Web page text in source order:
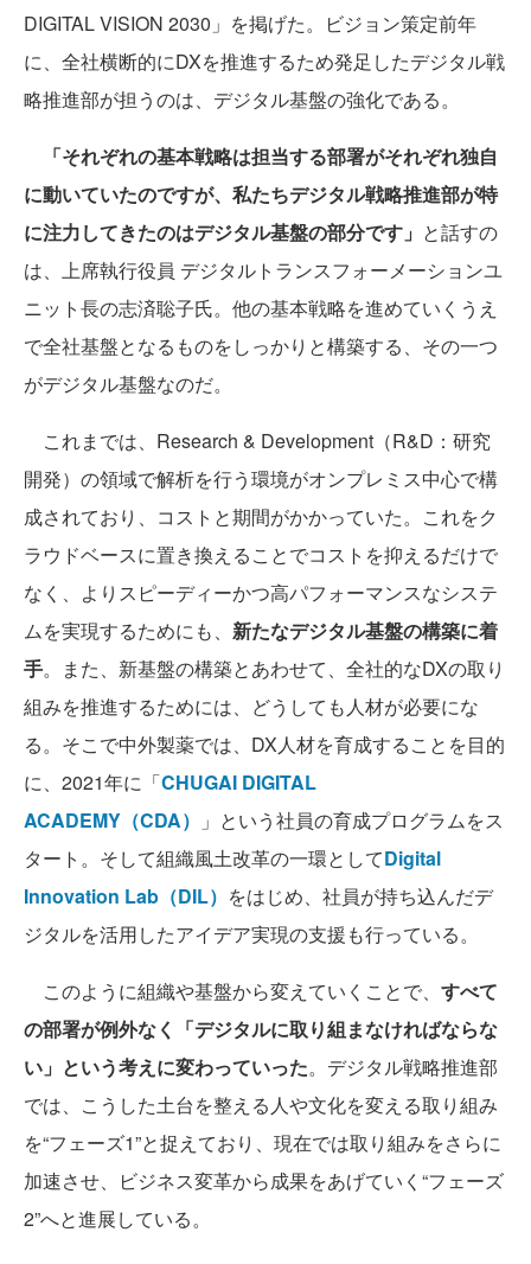
DIGITAL VISION 2030」を掲げた。ビジョン策定前年
に、全社横断的にDXを推進するため発足したデジタル戦
略推進部が担うのは、デジタル基盤の強化である。
「それぞれの基本戦略は担当する部署がそれぞれ独自
に動いていたのですが、私たちデジタル戦略推進部が特
に注力してきたのはデジタル基盤の部分です」 と話すの
は、上席執行役員 デジタルトランスフォーメーションユ
ニット長の志済聡子氏。他の基本戦略を進めていくうえ
で全社基盤となるものをしっかりと構築する、その一つ
がデジタル基盤なのだ。
これまでは、Research & Development（R&D：研究
開発）の領域で解析を行う環境がオンプレミス中心で構
成されており、コストと期間がかかっていた。これをク
ラウドベースに置き換えることでコストを抑えるだけで
なく、よりスピーディーかつ高パフォーマンスなシステ
ムを実現するためにも、 新たなデジタル基盤の構築に着
手。また、新基盤の構築とあわせて、全社的なDXの取り
組みを推進するためには、どうしても人材が必要にな
る。そこで中外製薬では、DX人材を育成することを目的
に、2021年に「CHUGAI DIGITAL
ACADEMY（CDA）
」という社員の育成プログラムをス
タート。そして組織風土改革の一環としてDigital
Innovation Lab（DIL） をはじめ、社員が持ち込んだデ
ジタルを活用したアイデア実現の支援も行っている。
このように組織や基盤から変えていくことで、 すべて
の部署が例外なく「デジタルに取り組まなければならな
い」という考えに変わっていった。デジタル戦略推進部
では、こうした土台を整える人や文化を変える取り組み
を“フェーズ1”と捉えており、現在では取り組みをさらに
加速させ、ビジネス変革から成果をあげていく“フェーズ
2”へと進展している。